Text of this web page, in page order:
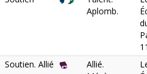
Aplomb.
Soutien. Allié
Allié.